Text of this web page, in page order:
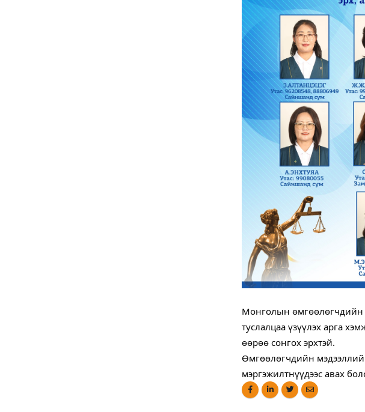
Монголын өмгөөлөгчдийн
туслалцаа үзүүлэх арга
өөрөө сонгох эрхтэй.
Өмгөөлөгчдийн
мэргэжилтнүүдээс авах